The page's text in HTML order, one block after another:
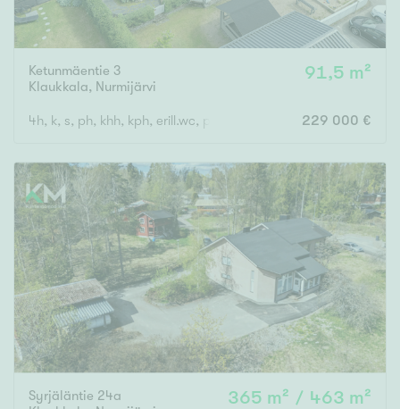
Ketunmäentie 3
Klaukkala, Nurmijärvi
91,5 m²
4h, k, s, ph, khh, kph, erill.wc, parv, terassi 229 000 €
Syrjäläntie 24a
365 m² / 463 m²